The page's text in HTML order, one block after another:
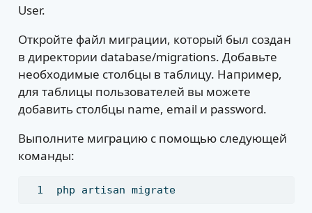
User.
Откройте файл миграции, который был создан
в директории database/migrations. Добавьте
необходимые столбцы в таблицу. Например,
для таблицы пользователей вы можете
добавить столбцы name, email и password.
Выполните миграцию с помощью следующей
команды:
php artisan migrate